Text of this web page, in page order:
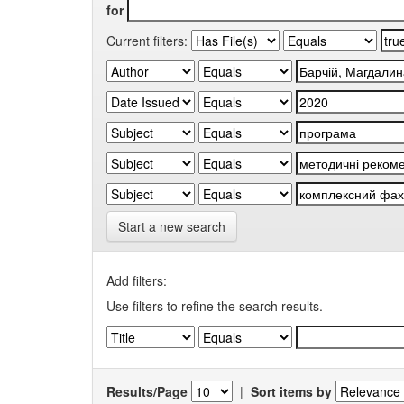
for
Current filters:
Start a new search
Add filters:
Use filters to refine the search results.
Results/Page | Sort items by